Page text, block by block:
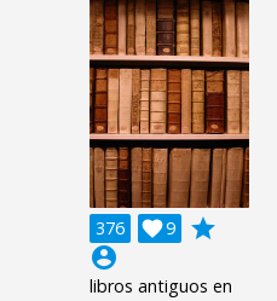
376 9

grade
account_circle
libros antiguos en